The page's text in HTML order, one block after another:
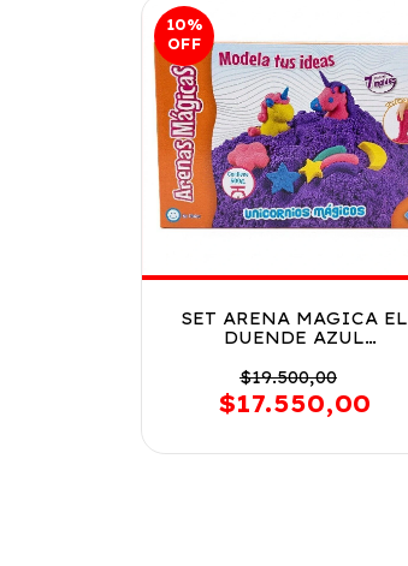
10%
OFF
SET ARENA MAGICA EL
DUENDE AZUL
$19.500,00
$17.550,00